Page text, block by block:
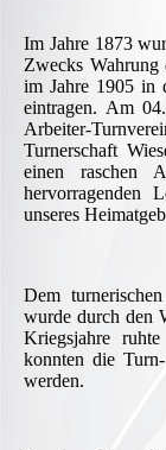
Im Jahre 1873
Zwecks Wahrung
im Jahre 1905 in
eintragen. Am
Arbeiter-
Turnerschaft
einen raschen
hervorragenden
unseres
Dem
wurde durch den
Kriegsjahre
konnten die
werden.